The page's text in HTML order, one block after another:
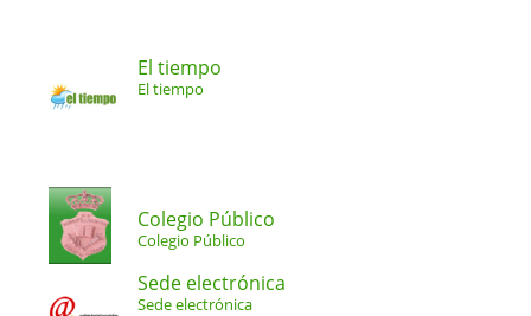
El tiempo
El tiempo
Colegio Público
Colegio Público
Sede electrónica
Sede electrónica